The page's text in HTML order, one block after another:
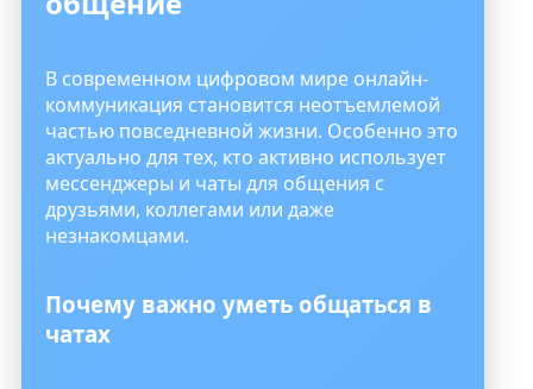
В современном цифровом мире онлайн-
коммуникация становится неотъемлемой
частью повседневной жизни. Особенно это
актуально для тех, кто активно использует
мессенджеры и чаты для общения с
друзьями, коллегами или даже
незнакомцами.
Почему важно уметь общаться в
чатах